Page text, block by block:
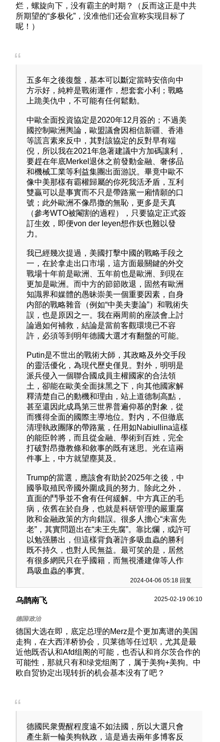
烂，螺旋向下，没有霸主的时期？（反而这正是中共
所期望的“多极化”，没准他们还会宣称实现目标了
呢！）
五多年之後復盤，基本可以斷定當時安倍向中
方示好，純粹是戰術運作，想套套小利；戰略
上跪美仇中，不可能有任何鬆動。
中歐全面投資協定是2020年12月簽的；不過美
國控制歐洲輿論，歐盟議會因相信新疆、香港
等謊言素來反中，其對該協定的反對早有端
倪，所以我在2021年急著建議中方加碼讓利，
要趕在年底Merkel退休之前發動金融、奢侈品
和機械工業等利益集團出面游説。畢竟中歐不
像中美那樣有霸權歸屬的你死我活矛盾，互利
雙贏可以是事實而不只是帶路黨一廂情願的口
號；此外歐洲不像昂撒的無恥，更多是天真
（參考WTO被閹割的過程），只要協定正式簽
訂生效，即便von der leyen想作妖也難以發
力。
我已經幾次提過，美國打擊中國的戰略手段之
一，在於拿走出口市場，這方面最關鍵的外交
戰場十年前是歐洲、五年前也是歐洲、到現在
更加是歐洲。而中方的節節敗退，固然有歐洲
知識界和媒體的愚昧崇美一個重要因素，自身
内部的戰略雜音（例如“中美夫妻論”）和戰術失
誤，也是原因之一。我在兩周前的座談會上討
論過如何補救，結論是當前客觀環境已不容
許，必須等到明年德國大選才有翻盤的可能。
Putin是不世出的戰術大師，其政略及外交手段
的靈活優化，為現代歷史僅見。對外，明明是
派兵侵入一個聯合國成員主權國家的合法領
土，卻能在歐美全面抹黑之下，向其他國家解
釋清楚自己的動機和理由，站上道德制高點，
甚至還因此成爲第三世界普遍仰慕的對象，從
而獲得全面的國際主導地位。對内，不但徹底
清理執政團隊的帶路黨，任用如Nabiullina這樣
的能臣幹將，而且從金融、學術到百姓，完全
打破對昂撒教條和敘事的既有迷思。光在這兩
件事上，中方就望塵莫及。
Trump的當選，應該會有助於2025年之後，中
國爭取殖民帝國外圍成員的努力。除此之外，
直面的鬥爭並不會有任何緩解。中方真正的毛
病，依舊在於自身，也就是科研管理的嚴重腐
敗和金融政策的方向錯誤。很多人擔心“未富先
老”，其實問題出在“未王先腐”。靠比爛，或許可
以勉强勝出，但這樣背負著許多吸血蟲的勝利
既不持久，也對人民無益。最可笑的是，居然
有很多網民只在乎國籍，而無視潘建偉等人作
爲吸血蟲的事實。
2024-04-06 05:18 回复
乌鹊南飞 2025-02-19 06:10
德国大选在即，底定总理的Merz是个更加离谱的美国
走狗，在大西洋桥协会，贝莱德等任过职，尤其是最
近他既否认和Afd组阁的可能，也否认和肖尔茨合作的
可能性，那就只有和绿党组阁了，属于美狗+美狗。中
欧自贸协定出现转折的机会基本没有了吧？
德國民衆覺醒程度遠不如法國，所以大選只會
產生新一輪美狗執政，這是過去兩年多博客反